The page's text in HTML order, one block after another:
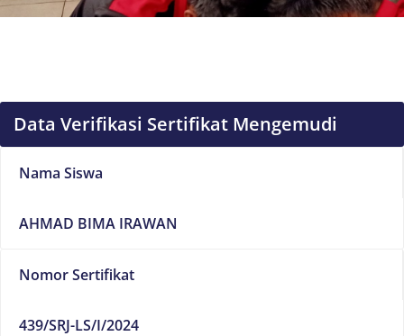
Data Verifikasi Sertifikat Mengemudi
Nama Siswa
AHMAD BIMA IRAWAN
Nomor Sertifikat
439/SRJ-LS/I/2024